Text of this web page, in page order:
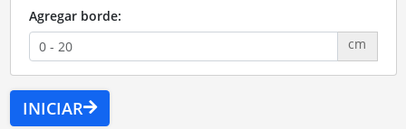
Agregar borde:
cm
INICIAR